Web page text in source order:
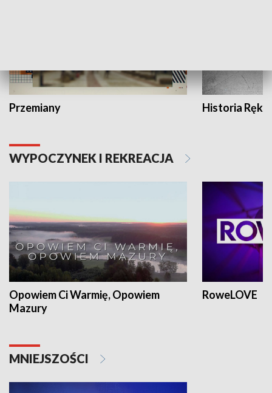
Przemiany Historia Ręką
WYPOCZYNEK I REKREACJA
Opowiem Ci Warmię, Opowiem
Mazury
RoweLOVE
MNIEJSZOŚCI